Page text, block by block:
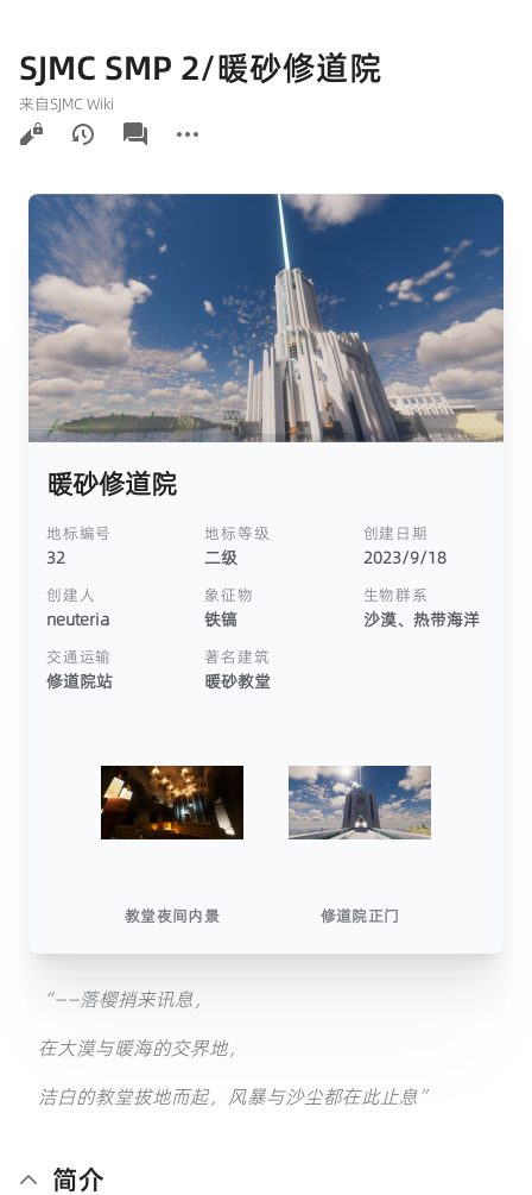
SJMC SMP 2/暖砂修道院
来自SJMC Wiki
看
associated-
pages
作
暖砂修道院
地标编号
32
地标等级
二级
创建日期
2023/9/18
创建人
neuteria
象征物
铁镐
生物群系
沙漠、热带海洋
交通运输
修道院站
著名建筑
暖砂教堂
教堂夜间内景 修道院正门
“——落樱捎来讯息，
在大漠与暖海的交界地，
洁白的教堂拔地而起，风暴与沙尘都在此止息”
简介